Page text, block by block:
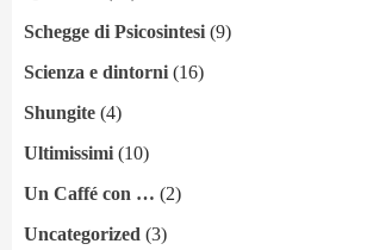
Schegge di Psicosintesi (9)
Scienza e dintorni (16)
Shungite (4)
Ultimissimi (10)
Un Caffé con … (2)
Uncategorized (3)